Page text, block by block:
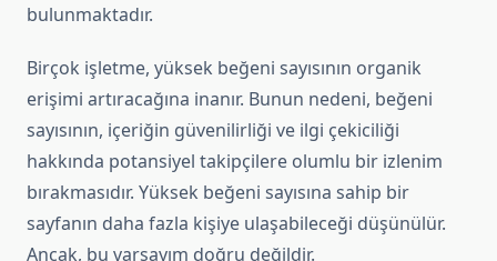
bulunmaktadır.
Birçok işletme, yüksek beğeni sayısının organik
erişimi artıracağına inanır. Bunun nedeni, beğeni
sayısının, içeriğin güvenilirliği ve ilgi çekiciliği
hakkında potansiyel takipçilere olumlu bir izlenim
bırakmasıdır. Yüksek beğeni sayısına sahip bir
sayfanın daha fazla kişiye ulaşabileceği düşünülür.
Ancak, bu varsayım doğru değildir.